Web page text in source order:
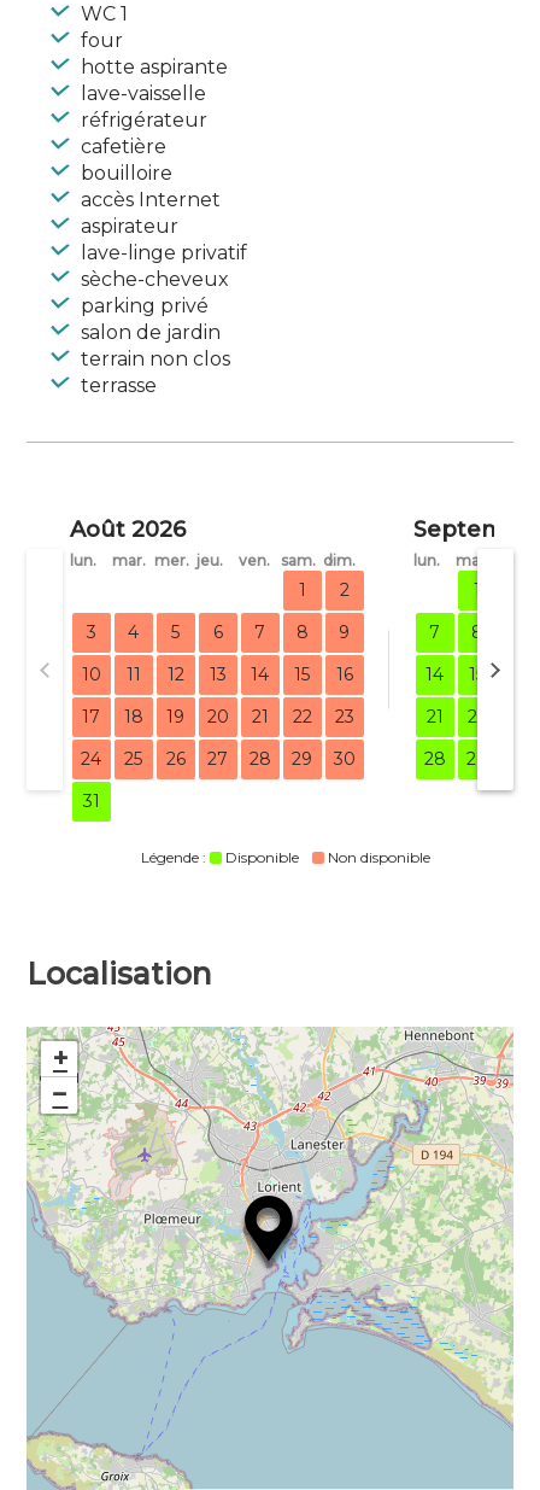
WC 1
four
hotte aspirante
lave-vaisselle
réfrigérateur
cafetière
bouilloire
accès Internet
aspirateur
lave-linge privatif
sèche-cheveux
parking privé
salon de jardin
terrain non clos
terrasse
Août 2026
lun. mar. mer. jeu. ven. sam. dim.
1
2
3
4 5 6 7 8
9
10
11 12 13 14 15
16
17
18 19 20 21 22
23
24
25 26 27 28 29
30
31
lun. mar.
1
7
8
14
15
21
22
28
29
Légende : Disponible Non disponible
Localisation
+
−